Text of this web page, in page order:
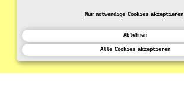
Nur notwendige Cookies akzeptieren
Ablehnen
Alle Cookies akzeptieren